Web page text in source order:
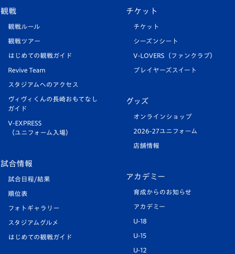
観戦
観戦ルール
観戦ツアー
はじめての観戦ガイド
Revive Team
スタジアムへのアクセス
ヴィヴィくんの長崎おもてなし
ガイド
V-EXPRESS
（ユニフォーム入場）
試合情報
試合日程/結果
順位表
フォトギャラリー
スタジアムグルメ
はじめての観戦ガイド
チケット
チケット
シーズンシート
V-LOVERS（ファンクラブ）
プレイヤーズスイート
グッズ
オンラインショップ
2026-27ユニフォーム
店舗情報
アカデミー
育成からのお知らせ
アカデミー
U-18
U-15
U-12